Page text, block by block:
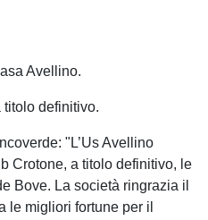
Avellino.
titolo definitivo.
"L’Us Avellino
Crotone, a titolo definitivo, le
Bove. La società ringrazia il
le migliori fortune per il